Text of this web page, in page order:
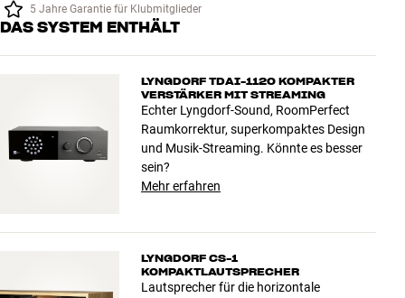
5 Jahre Garantie für Klubmitglieder
DAS SYSTEM ENTHÄLT
LYNGDORF TDAI-1120 KOMPAKTER
VERSTÄRKER MIT STREAMING
Echter Lyngdorf-Sound, RoomPerfect
Raumkorrektur, superkompaktes Design
und Musik-Streaming. Könnte es besser
sein?
Mehr erfahren
LYNGDORF CS-1
KOMPAKTLAUTSPRECHER
Lautsprecher für die horizontale